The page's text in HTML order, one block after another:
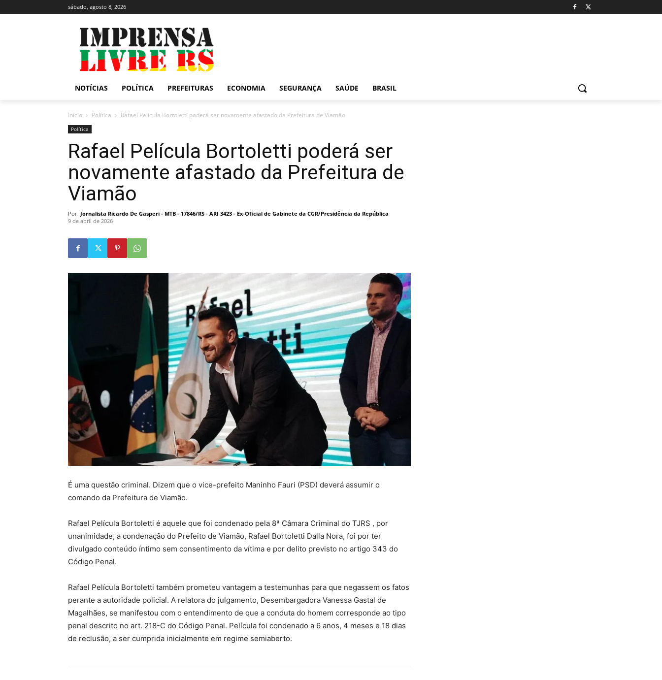
sábado, agosto 8, 2026
NOTÍCIAS POLÍTICA PREFEITURAS ECONOMIA SEGURANÇA SAÚDE BRASIL
Início Política Rafael Película Bortoletti poderá ser novamente afastado da Prefeitura de Viamão
Política
Rafael Película Bortoletti poderá ser
novamente afastado da Prefeitura de
Viamão
Por Jornalista Ricardo De Gasperi - MTB - 17846/RS - ARI 3423 - Ex-Oficial de Gabinete da CGR/Presidência da República
9 de abril de 2026
É uma questão criminal. Dizem que o vice-prefeito Maninho Fauri (PSD) deverá assumir o
comando da Prefeitura de Viamão.
Rafael Película Bortoletti é aquele que foi condenado pela 8ª Câmara Criminal do TJRS , por
unanimidade, a condenação do Prefeito de Viamão, Rafael Bortoletti Dalla Nora, foi por ter
divulgado conteúdo íntimo sem consentimento da vítima e por delito previsto no artigo 343 do
Código Penal.
Rafael Película Bortoletti também prometeu vantagem a testemunhas para que negassem os fatos
perante a autoridade policial. A relatora do julgamento, Desembargadora Vanessa Gastal de
Magalhães, se manifestou com o entendimento de que a conduta do homem corresponde ao tipo
penal descrito no art. 218-C do Código Penal. Película foi condenado a 6 anos, 4 meses e 18 dias
de reclusão, a ser cumprida inicialmente em regime semiaberto.